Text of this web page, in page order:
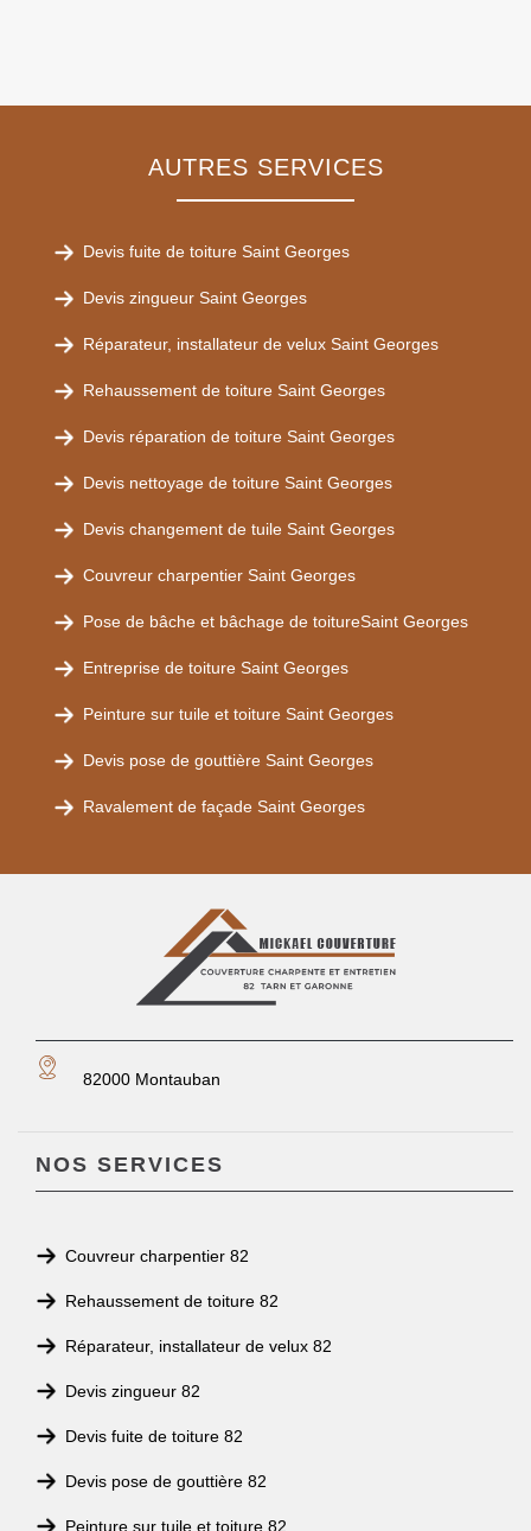
AUTRES SERVICES
Devis fuite de toiture Saint Georges
Devis zingueur Saint Georges
Réparateur, installateur de velux Saint Georges
Rehaussement de toiture Saint Georges
Devis réparation de toiture Saint Georges
Devis nettoyage de toiture Saint Georges
Devis changement de tuile Saint Georges
Couvreur charpentier Saint Georges
Pose de bâche et bâchage de toitureSaint Georges
Entreprise de toiture Saint Georges
Peinture sur tuile et toiture Saint Georges
Devis pose de gouttière Saint Georges
Ravalement de façade Saint Georges
82000 Montauban
NOS SERVICES
Couvreur charpentier 82
Rehaussement de toiture 82
Réparateur, installateur de velux 82
Devis zingueur 82
Devis fuite de toiture 82
Devis pose de gouttière 82
Peinture sur tuile et toiture 82